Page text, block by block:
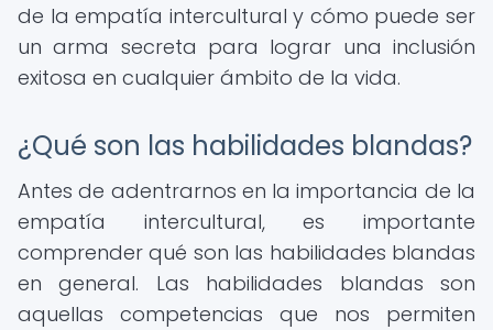
de la empatía intercultural y cómo puede ser
un arma secreta para lograr una inclusión
exitosa en cualquier ámbito de la vida.
¿Qué son las habilidades blandas?
Antes de adentrarnos en la importancia de la
empatía intercultural, es importante
comprender qué son las habilidades blandas
en general. Las habilidades blandas son
aquellas competencias que nos permiten